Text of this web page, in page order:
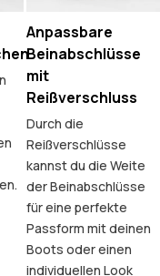
Anpassbare
Beinabschlüsse
mit
Reißverschluss
Durch die
Reißverschlüsse
kannst du die Weite
der Beinabschlüsse
für eine perfekte
Passform mit deinen
Boots oder einen
individuellen Look